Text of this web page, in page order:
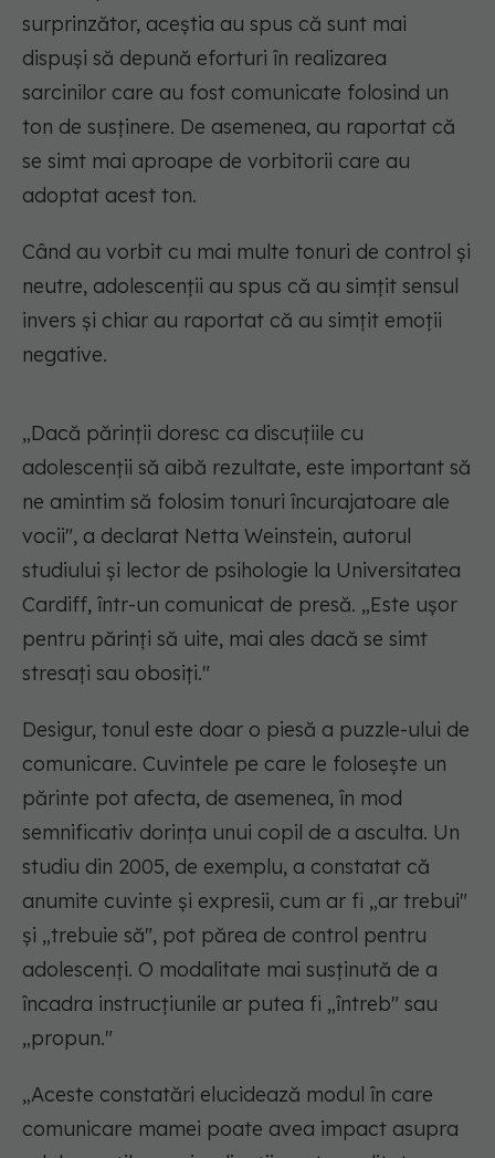
surprinzător, aceștia au spus că sunt mai
dispuși să depună eforturi în realizarea
sarcinilor care au fost comunicate folosind un
ton de susținere. De asemenea, au raportat că
se simt mai aproape de vorbitorii care au
adoptat acest ton.
Când au vorbit cu mai multe tonuri de control și
neutre, adolescenții au spus că au simțit sensul
invers și chiar au raportat că au simțit emoții
negative.
„Dacă părinții doresc ca discuțiile cu
adolescenții să aibă rezultate, este important să
ne amintim să folosim tonuri încurajatoare ale
vocii", a declarat Netta Weinstein, autorul
studiului și lector de psihologie la Universitatea
Cardiff, într-un comunicat de presă. „Este ușor
pentru părinți să uite, mai ales dacă se simt
stresați sau obosiți."
Desigur, tonul este doar o piesă a puzzle-ului de
comunicare. Cuvintele pe care le folosește un
părinte pot afecta, de asemenea, în mod
semnificativ dorința unui copil de a asculta. Un
studiu din 2005, de exemplu, a constatat că
anumite cuvinte și expresii, cum ar fi „ar trebui"
și „trebuie să", pot părea de control pentru
adolescenți. O modalitate mai susținută de a
încadra instrucțiunile ar putea fi „întreb" sau
„propun."
„Aceste constatări elucidează modul în care
comunicare mamei poate avea impact asupra